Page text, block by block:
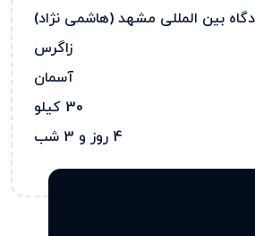
بین المللی مشهد (هاشمی نژاد)
زاگرس
آسمان
30 کیلو
4 روز و 3 شب